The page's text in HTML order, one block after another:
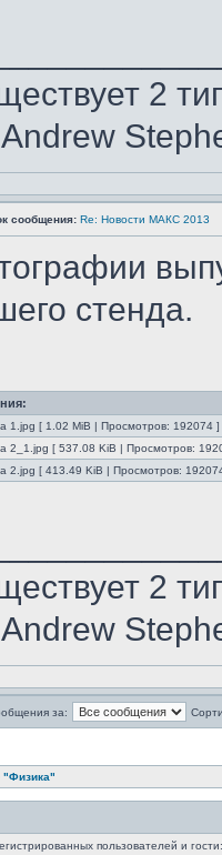
2
сообщения: Re: Новости МАКС 2013
стенда.
1.jpg [ 1.02 MiB | Просмотров: 192074 ]
2_1.jpg [ 537.08 KiB | Просмотров:
2.jpg [ 413.49 KiB | Просмотров:
2
за:
"Физика"
пользователей и